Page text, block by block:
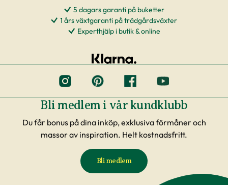
5 dagars garanti på buketter
1 års växtgaranti på trädgårdsväxter
Experthjälp i butik & online
Bli medlem i vår kundklubb
Du får bonus på dina inköp, exklusiva förmåner och
massor av inspiration. Helt kostnadsfritt.
Bli medlem